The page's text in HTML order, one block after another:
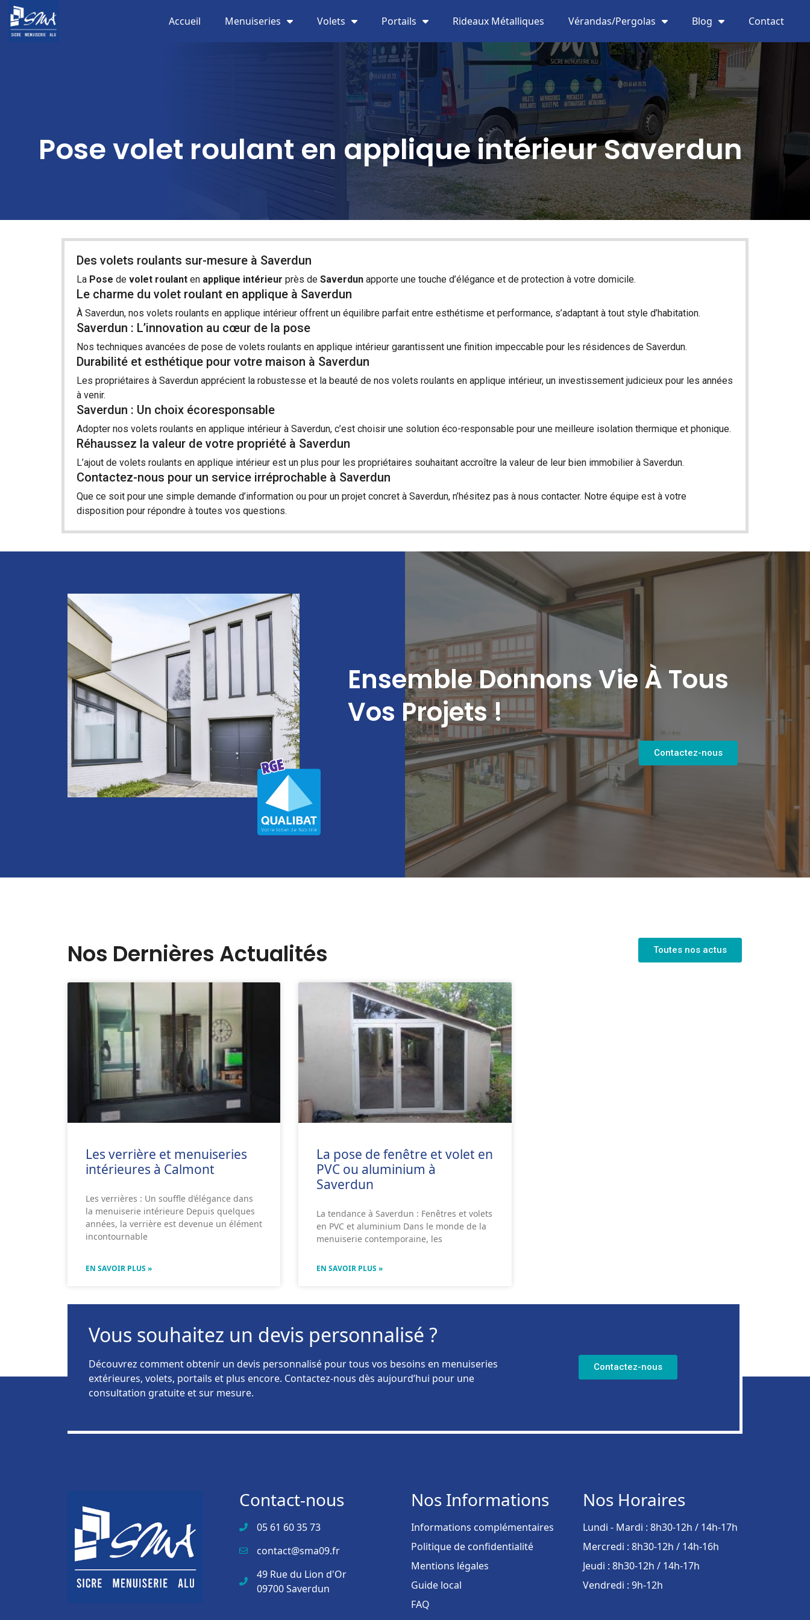
Accueil Menuiseries Volets Portails Rideaux Métalliques Vérandas/Pergolas Blog Contact
Pose volet roulant en applique intérieur Saverdun
Des volets roulants sur-mesure à Saverdun
La Pose de volet roulant en applique intérieur près de Saverdun apporte une touche d’élégance et de protection à votre domicile.
Le charme du volet roulant en applique à Saverdun
À Saverdun, nos volets roulants en applique intérieur offrent un équilibre parfait entre esthétisme et performance, s’adaptant à tout style d’habitation.
Saverdun : L’innovation au cœur de la pose
Nos techniques avancées de pose de volets roulants en applique intérieur garantissent une finition impeccable pour les résidences de Saverdun.
Durabilité et esthétique pour votre maison à Saverdun
Les propriétaires à Saverdun apprécient la robustesse et la beauté de nos volets roulants en applique intérieur, un investissement judicieux pour les années
à venir.
Saverdun : Un choix écoresponsable
Adopter nos volets roulants en applique intérieur à Saverdun, c’est choisir une solution éco-responsable pour une meilleure isolation thermique et phonique.
Réhaussez la valeur de votre propriété à Saverdun
L’ajout de volets roulants en applique intérieur est un plus pour les propriétaires souhaitant accroître la valeur de leur bien immobilier à Saverdun.
Contactez-nous pour un service irréprochable à Saverdun
Que ce soit pour une simple demande d’information ou pour un projet concret à Saverdun, n’hésitez pas à nous contacter. Notre équipe est à votre
disposition pour répondre à toutes vos questions.
Ensemble Donnons Vie À Tous
Vos Projets !
Contactez-nous
Nos Dernières Actualités Toutes nos actus
Les verrière et menuiseries
intérieures à Calmont
Les verrières : Un souffle d’élégance dans
la menuiserie intérieure Depuis quelques
années, la verrière est devenue un élément
incontournable
EN SAVOIR PLUS »
La pose de fenêtre et volet en
PVC ou aluminium à
Saverdun
La tendance à Saverdun : Fenêtres et volets
en PVC et aluminium Dans le monde de la
menuiserie contemporaine, les
EN SAVOIR PLUS »
Vous souhaitez un devis personnalisé ?
Découvrez comment obtenir un devis personnalisé pour tous vos besoins en menuiseries
extérieures, volets, portails et plus encore. Contactez-nous dès aujourd’hui pour une
consultation gratuite et sur mesure.
Contactez-nous
Contact-nous
05 61 60 35 73
contact@sma09.fr
49 Rue du Lion d'Or
09700 Saverdun
Nos Informations
Informations complémentaires
Politique de confidentialité
Mentions légales
Guide local
FAQ
Nos Horaires
Lundi - Mardi : 8h30-12h / 14h-17h
Mercredi : 8h30-12h / 14h-16h
Jeudi : 8h30-12h / 14h-17h
Vendredi : 9h-12h